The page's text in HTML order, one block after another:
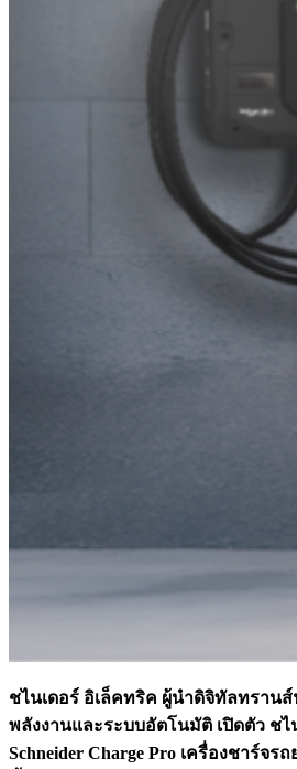
ชไนเดอร์ อิเล็คทริค ผู้นำดิจิทัลทราน
พลังงานและระบบอัตโนมัติ เปิดตัว ชไ
Schneider Charge Pro เครื่องชาร์จ